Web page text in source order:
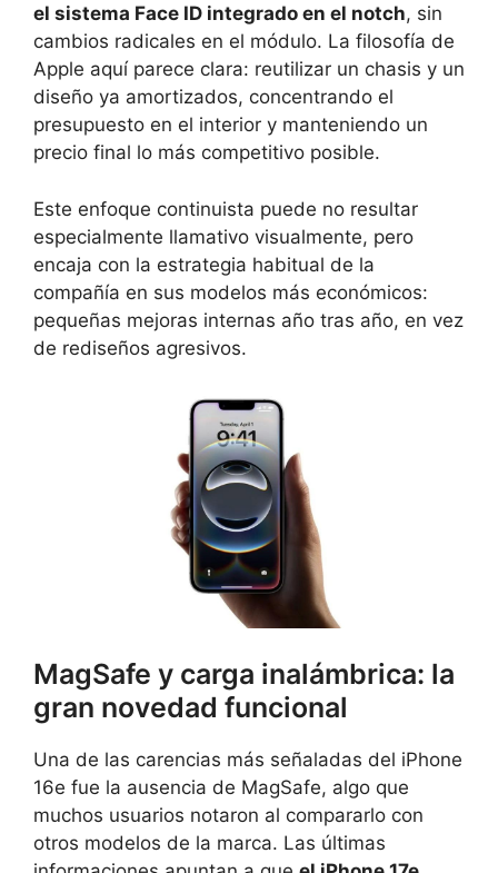
el sistema Face ID integrado en el notch, sin
cambios radicales en el módulo. La filosofía de
Apple aquí parece clara: reutilizar un chasis y un
diseño ya amortizados, concentrando el
presupuesto en el interior y manteniendo un
precio final lo más competitivo posible.
Este enfoque continuista puede no resultar
especialmente llamativo visualmente, pero
encaja con la estrategia habitual de la
compañía en sus modelos más económicos:
pequeñas mejoras internas año tras año, en vez
de rediseños agresivos.
MagSafe y carga inalámbrica: la
gran novedad funcional
Una de las carencias más señaladas del iPhone
16e fue la ausencia de MagSafe, algo que
muchos usuarios notaron al compararlo con
otros modelos de la marca. Las últimas